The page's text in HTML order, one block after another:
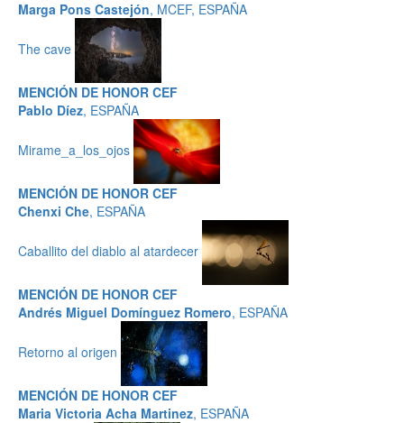
Marga Pons Castejón, MCEF, ESPAÑA
The cave
MENCIÓN DE HONOR CEF
Pablo Díez, ESPAÑA
Mirame_a_los_ojos
MENCIÓN DE HONOR CEF
Chenxi Che, ESPAÑA
Caballito del diablo al atardecer
MENCIÓN DE HONOR CEF
Andrés Miguel Domínguez Romero, ESPAÑA
Retorno al origen
MENCIÓN DE HONOR CEF
Maria Victoria Acha Martinez, ESPAÑA